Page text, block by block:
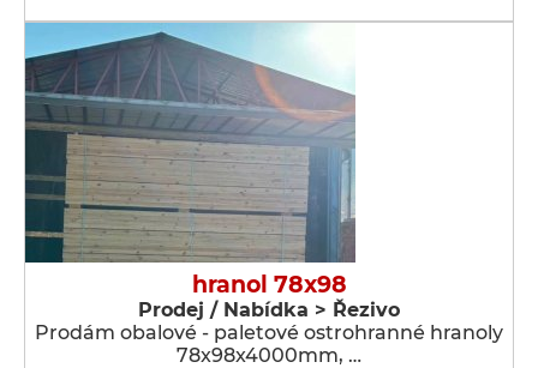
hranol 78x98
Prodej / Nabídka > Řezivo
Prodám obalové - paletové ostrohranné hranoly
78x98x4000mm, …